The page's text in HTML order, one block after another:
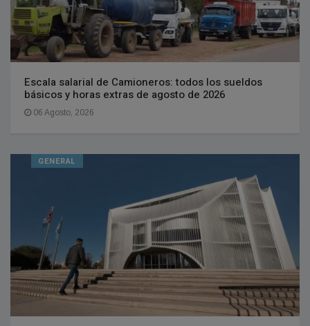
Escala salarial de Camioneros: todos los sueldos
básicos y horas extras de agosto de 2026
06 Agosto, 2026
GENERAL